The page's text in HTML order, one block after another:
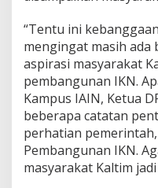
e
n
j
a
d
i
e
m
i
m
p
“Tentu ini
mengingat masih ada
aspirasi masyarakat
pembangunan IKN.
Kampus IAIN, Ketua
beberapa catatan
perhatian
Pembangunan IKN.
masyarakat Kaltim